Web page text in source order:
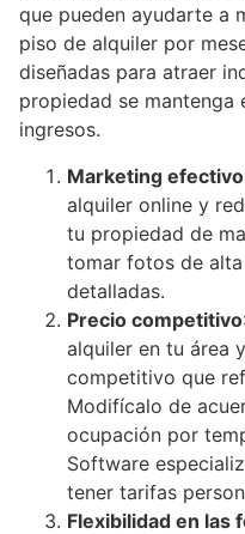
que pueden ayudarte a
piso de alquiler por
diseñadas para atraer
propiedad se mantenga
ingresos.
Marketing efectivo
alquiler online y
tu propiedad de
tomar fotos de
detalladas.
Precio competitivo
alquiler en tu área
competitivo que
Modifícalo de
ocupación por
Software
tener tarifas
Flexibilidad en las